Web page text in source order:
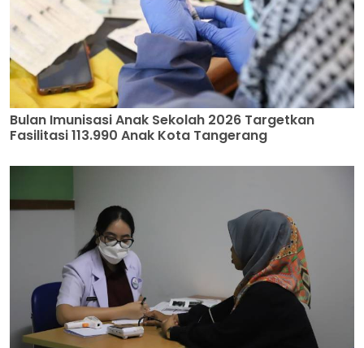
Bulan Imunisasi Anak Sekolah 2026 Targetkan
Fasilitasi 113.990 Anak Kota Tangerang